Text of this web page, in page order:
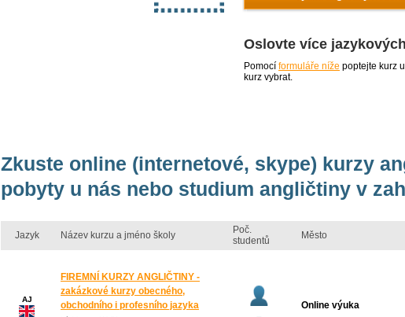
Oslovte více
Pomocí formuláře níže poptejte kurz
kurz vybrat.
Zkuste online (internetové, skype) kurzy
pobyty u nás nebo studium angličtiny v
Jazyk Název kurzu a jméno školy
Poč.
studentů
Město
AJ
FIREMNÍ KURZY ANGLIČTINY -
zakázkové kurzy obecného,
obchodního i profesního jazyka
Online výuka